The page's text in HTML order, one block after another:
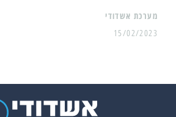
מערכת אשדודי
15/02/2023